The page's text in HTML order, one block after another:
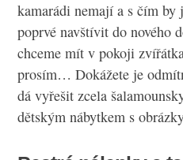
kamarádi nemají a s čím
poprvé navštívit do nového
chceme mít v pokoji
prosím… Dokážete je
dá vyřešit zcela
dětským nábytkem s